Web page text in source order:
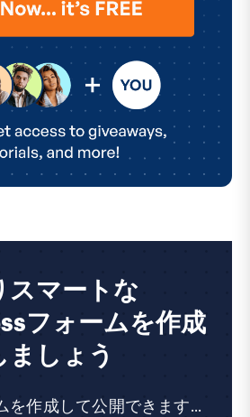
スマートな
フォームを作成
ましょう
を作成して公開できます...